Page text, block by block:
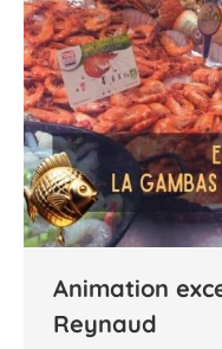
Animation
Reynaud